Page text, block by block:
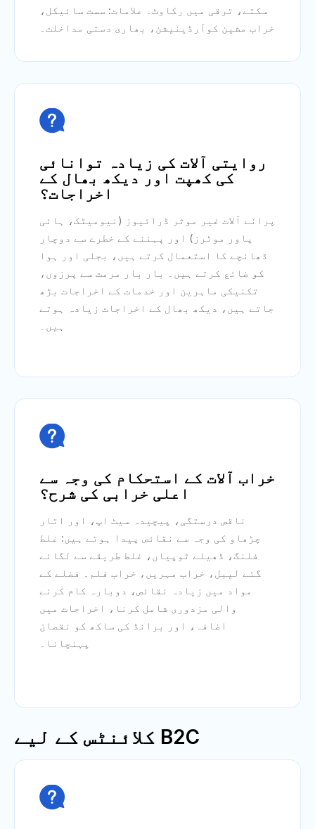
سکتے، ترقی میں رکاوٹ۔ علامات: سست سائیکل،
خراب مشین کوآرڈینیشن، بھاری دستی مداخلت۔

روایتی آلات کی زیادہ توانائی
کی کھپت اور دیکھ بھال کے
اخراجات؟
پرانے آلات غیر موثر ڈرائیوز (نیومیٹک، ہائی
پاور موٹرز) اور پہننے کے خطرے سے دوچار
ڈھانچے کا استعمال کرتے ہیں، بجلی اور ہوا
کو ضائع کرتے ہیں۔ بار بار مرمت سے پرزوں،
تکنیکی ماہرین اور خدمات کے اخراجات بڑھ
جاتے ہیں، دیکھ بھال کے اخراجات زیادہ ہوتے
ہیں۔

خراب آلات کے استحکام کی وجہ سے
اعلی خرابی کی شرح؟
ناقص درستگی، پیچیدہ سیٹ اپ، اور اتار
چڑھاو کی وجہ سے نقائص پیدا ہوتے ہیں: غلط
فلنگ، ڈھیلے ٹوپیاں، غلط طریقے سے لگائے
گئے لیبل، خراب مہریں، خراب فلم۔ فضلے کے
مواد میں زیادہ نقائص، دوبارہ کام کرنے
والی مزدوری شامل کرنا، اخراجات میں
اضافہ، اور برانڈ کی ساکھ کو نقصان
پہنچانا۔
B2C کلائنٹس کے لیے
